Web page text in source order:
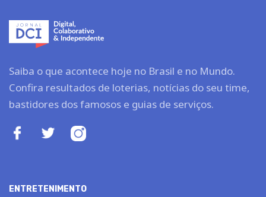
Saiba o que acontece hoje no Brasil e no Mundo.
Confira resultados de loterias, notícias do seu time,
bastidores dos famosos e guias de serviços.
ENTRETENIMENTO